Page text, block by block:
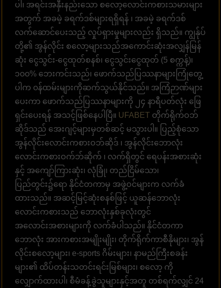
ပါ၊ အရင်းအနှီးနည်းသော စလော့လောင်းကစားသမားများ
အတွက် အခမဲ့ ခရက်ဒစ်များရရှိရန် ၊ အခမဲ့ ခရက်ဒစ်
လက်ဆောင်ပေးသည့် လှုပ်ရှားမှုများလည်း ရှိသည်။ ကျွန်ုပ်
တို့၏ အွန်လိုင်း စလော့များသည်အကောင်းဆုံးအလျှန်မြန်
ဆုံး ငွေသွင်း-ငွေထုတ်စနစ်၊ ငွေသွင်းငွေထုတ် (5 စက္ကန့်)၊
၁၀၀% ဘေးကင်းသည်၊ ဖောက်သည်ပြဿနာများကြုံတွေ့
ပါက ၀န်ထမ်းများကိုဆက်သွယ်နိုင်သည်။ အကြံဉာဏ်များ
ပေးကာ ဖောက်သည်ပြဿနာများကို ၂၄ နာရီပတ်လုံး ဖြေ
ရှင်းပေးရန် အသင့်ဖြစ်နေပါပြီ။ UFABET တိုက်ရိုက်ဝဘ်
ဆိုဒ်သည် အေးဂျင့်များမှတစ်ဆင့် မသွားပါ။ ပြည့်စုံသော
အွန်လိုင်းလောင်းကစားဝဘ်ဆိုဒ် ၊ အွန်လိုင်းဘောလုံး
လောင်းကစားဝက်ဘ်ဆိုက် ၊ လက်ရှိတွင် ရေပန်းအစားဆုံး
နှင့် အကျော်ကြားဆုံး၊ လုံခြုံ၊ တည်ငြိမ်သော၊
ပြည်တွင်း၌ရော နိုင်ငံတကာမှ အဖွဲ့ဝင်များက လက်ခံ
ထားသည်။ အဆင့်မြင့်ဆုံးစနစ်ဖြင့် ယူဆန်ဘောလုံး
လောင်းကစားသည် ဘောလုံးနှစ်ခုလုံးတွင်
အလောင်းအစားများကို လက်ခံပါသည်။ နိုင်ငံတကာ
ဘောလုံး အားကစားအမျိုးမျိုး၊ တိုက်ရိုက်ကာစီနိုများ၊ အွန်
လိုင်းစလော့များ၊ e-sports ဂိမ်းများ၊ နာမည်ကြီးစခန်း
များ၏ ထိပ်တန်းသတင်းရင်းမြစ်များ၊ စလော့ ကို
လျှောက်ထားပါ၊ စီမံခန့်ခွဲသူများနှင့်အတူ တစ်ရက်လျှင် 24